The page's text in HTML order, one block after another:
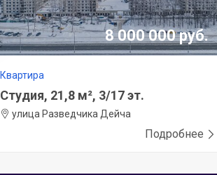
8 000 000 руб.
Квартира
Студия, 21,8 м², 3/17 эт.
улица Разведчика Дейча
Подробнее